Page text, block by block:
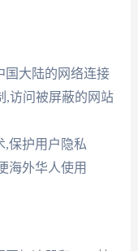
国大陆的网络连接
,访问被屏蔽的网站
,保护用户隐私
海外华人使用